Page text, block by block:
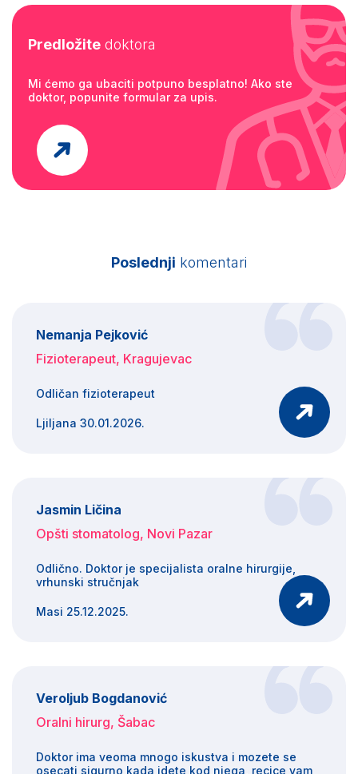
Predložite doktora
Mi ćemo ga ubaciti potpuno besplatno! Ako ste
doktor, popunite formular za upis.
Poslednji komentari
Nemanja Pejković
Fizioterapeut, Kragujevac
Odličan fizioterapeut
Ljiljana 30.01.2026.
Jasmin Ličina
Opšti stomatolog, Novi Pazar
Odlično. Doktor je specijalista oralne hirurgije,
vrhunski stručnjak
Masi 25.12.2025.
Veroljub Bogdanović
Oralni hirurg, Šabac
Doktor ima veoma mnogo iskustva i mozete se
osecati sigurno kada idete kod njega, recice vam